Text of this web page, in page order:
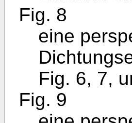
Fig. 8
eine
Fig. 6, 7,
Fig. 9